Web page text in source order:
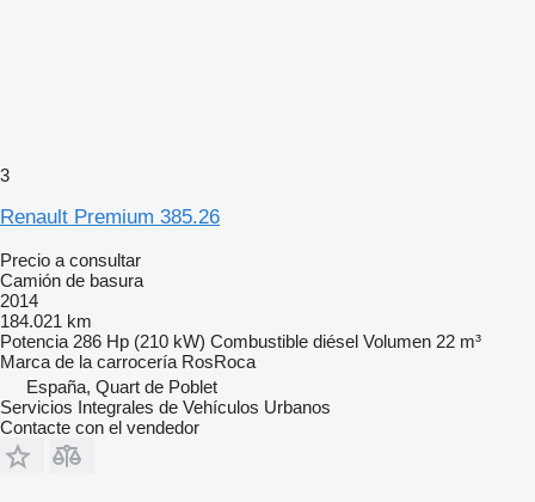
3
Renault Premium 385.26
Precio a consultar
Camión de basura
2014
184.021 km
Potencia 286 Hp (210 kW) Combustible diésel Volumen 22 m³
Marca de la carrocería RosRoca
España, Quart de Poblet
Servicios Integrales de Vehículos Urbanos
Contacte con el vendedor